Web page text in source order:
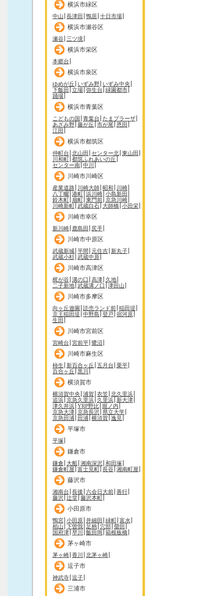
横浜市緑区
中山 長津田 鴨居 十日市場
横浜市瀬谷区
瀬谷 三ツ境
横浜市栄区
本郷台
横浜市泉区
ゆめが丘 いずみ野 いずみ中央
下飯田 立場 弥生台 緑園都市
踊場
横浜市青葉区
こどもの国 青葉台 たまプラーザ
あざみ野 藤が丘 市が尾
恩田
江田
横浜市都筑区
仲町台 北山田 センター北 東山田
川和町 都筑ふれあいの丘
センター南 中川
川崎市川崎区
産業道路 川崎大師 昭和
川崎
八丁畷 港町 浜川崎 小島新田
鈴木町 扇町 東門前 京急川崎
川崎新町 武蔵白石 大師橋 小田栄
川崎市幸区
新川崎 鹿島田 尻手
川崎市中原区
武蔵新城 平間 元住吉 新丸子
武蔵小杉 武蔵中原
川崎市高津区
梶が谷 溝の口 高津 久地
二子新地 武蔵溝ノ口 津田山
川崎市多摩区
向ヶ丘遊園 読売ランド前 稲田堤
京王稲田堤 中野島 登戸 宿河原
生田
川崎市宮前区
宮崎台 宮前平 鷺沼
川崎市麻生区
柿生 新百合ヶ丘 五月台 栗平
百合ヶ丘 黒川
横須賀市
横須賀中央 浦賀 衣笠 北久里浜
追浜 京急久里浜 久里浜 新大津
津久井浜 YRP野比 堀ノ内
京急大津 京急長沢
県立大学
京急田浦
田浦 横須賀 逸見
平塚市
平塚
鎌倉市
鎌倉 大船 湘南深沢 和田塚
鎌倉町屋 富士見町 長谷 湘南町屋
藤沢市
湘南台 長後 六会日大前 善行
藤沢 辻堂 藤沢本町
小田原市
鴨宮 小田原 井細田 緑町 富水
栢山 下曽我 足柄 穴部 螢田
国府津 早川 飯田岡 箱根板橋
茅ヶ崎市
茅ヶ崎 香川 北茅ヶ崎
逗子市
神武寺 逗子
三浦市